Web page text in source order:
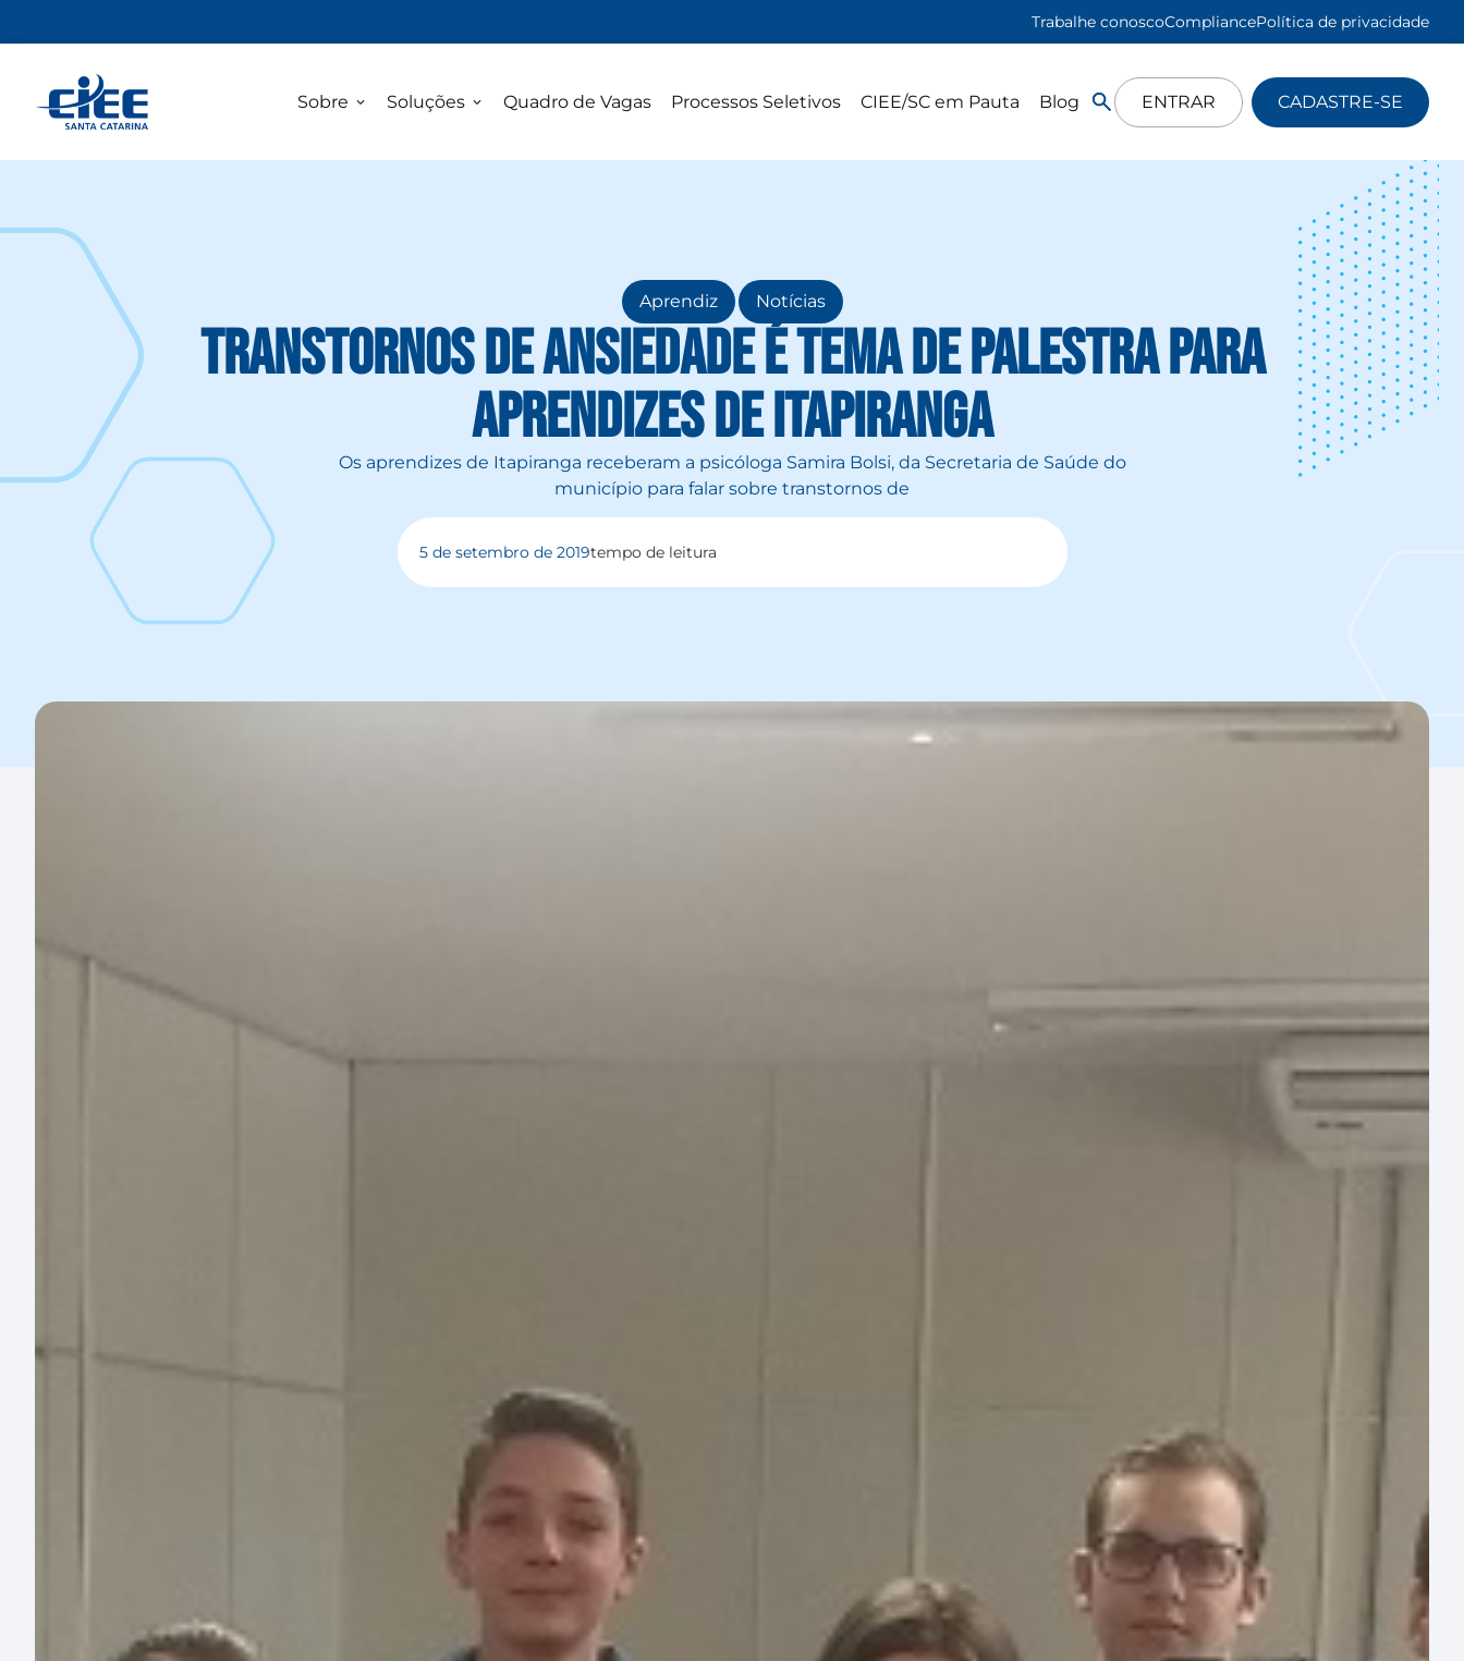
Trabalhe conoscoCompliancePolítica de privacidade
Sobre Soluções Quadro de Vagas Processos Seletivos CIEE/SC em Pauta Blog ENTRAR CADASTRE-SE
Aprendiz , Notícias
Transtornos de ansiedade é tema de palestra para
aprendizes de Itapiranga
Os aprendizes de Itapiranga receberam a psicóloga Samira Bolsi, da Secretaria de Saúde do
município para falar sobre transtornos de
5 de setembro de 2019tempo de leitura